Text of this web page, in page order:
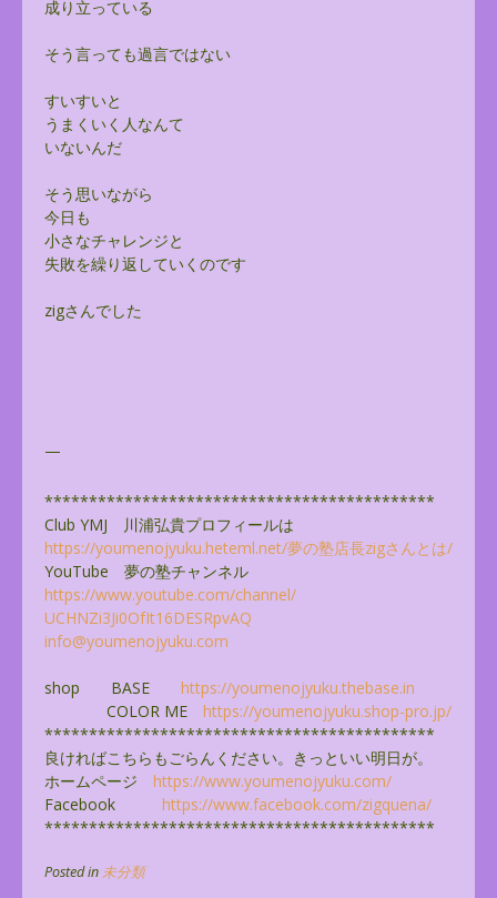
成り立っている
そう言っても過言ではない
すいすいと
うまくいく人なんて
いないんだ
そう思いながら
今日も
小さなチャレンジと
失敗を繰り返していくのです
zigさんでした
—
********************************************
Club YMJ 川浦弘貴プロフィールは
https://youmenojyuku.heteml.net/夢の塾店長zigさんとは/
YouTube 夢の塾チャンネル
https://www.youtube.com/channel/
UCHNZi3Ji0OfIt16DESRpvAQ
info@youmenojyuku.com
shop BASE https://youmenojyuku.thebase.in
COLOR ME https://youmenojyuku.shop-pro.jp/
********************************************
良ければこちらもごらんください。きっといい明日が。
ホームページ https://www.youmenojyuku.com/
Facebook https://www.facebook.com/zigquena/
********************************************
Posted in未分類